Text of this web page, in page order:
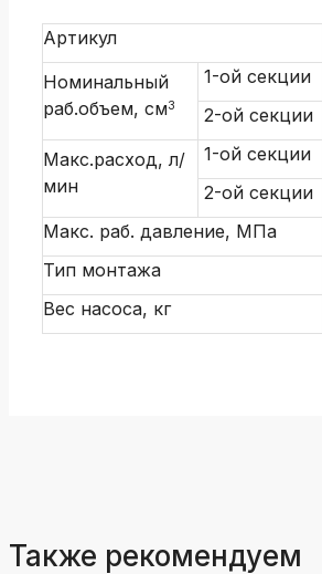
Артикул
Номинальный
раб.объем, см3
1-ой секции
2-ой секции
Макс.расход, л/
мин
1-ой секции
2-ой секции
Макс. раб. давление, МПа
Тип монтажа
Вес насоса, кг
Также рекомендуем